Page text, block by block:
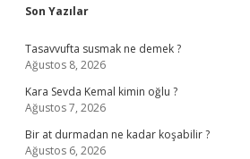
Sidebar
Son Yazılar
Tasavvufta susmak ne demek ?
Ağustos 8, 2026
Kara Sevda Kemal kimin oğlu ?
Ağustos 7, 2026
Bir at durmadan ne kadar koşabilir ?
Ağustos 6, 2026